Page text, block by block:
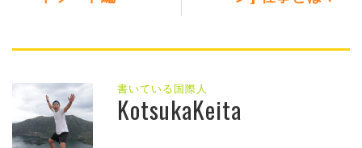
書いている国際人
KotsukaKeita